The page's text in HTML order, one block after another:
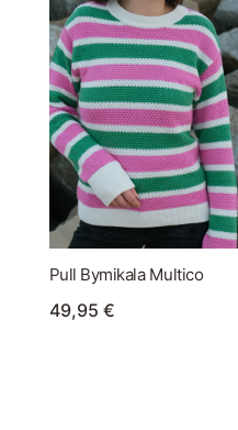
Pull Bymikala Multico
49,95 €